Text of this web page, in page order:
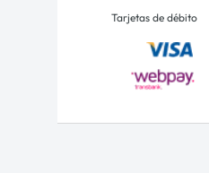
Tarjetas de débito